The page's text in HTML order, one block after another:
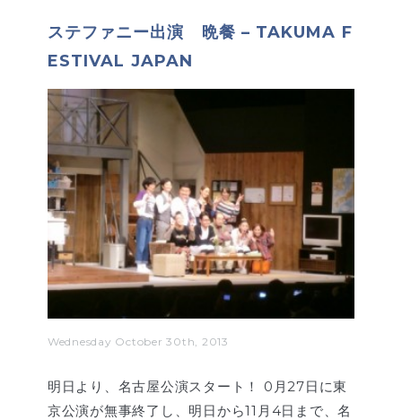
ステファニー出演 晩餐 – TAKUMA F
ESTIVAL JAPAN
Wednesday October 30th, 2013
明日より、名古屋公演スタート！ 0月27日に東
京公演が無事終了し、明日から11月4日まで、名